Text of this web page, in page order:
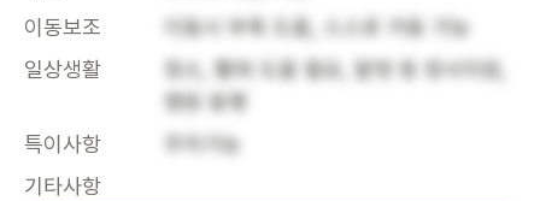
이동보조
이동시 부축 도움, 스스로 거동 가능
일상생활
청소, 빨래 도움 필요, 말벗 등 정서지원,
병원 동행
특이사항
주차가능
기타사항